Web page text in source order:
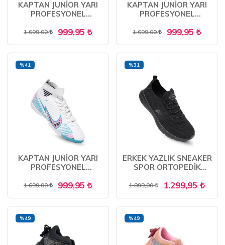
KAPTAN JUNİOR YARI
PROFESYONEL
SAHA KAUÇUK TABAN
1.699,00 999,95
KAPTAN JUNİOR YARI
PROFESYONEL
SAHA KAUÇUK TABAN
1.699,00 999,95
KAPTAN JUNİOR YARI
PROFESYONEL
SAHA KAUÇUK TABAN
1.699,00 999,95
%41
ERKEK YAZLIK SNEAKER
SPOR ORTOPEDİK
AYAKKABI
1.899,00 1.299,95
%31
%49 %49